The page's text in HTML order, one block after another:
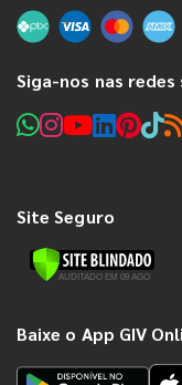
Siga-nos nas redes
Site Seguro
Baixe o App GIV